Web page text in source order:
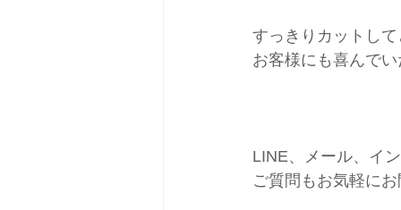
すっきりカットし
お客様にも喜んで
LINE、メール、イ
ご質問もお気軽に